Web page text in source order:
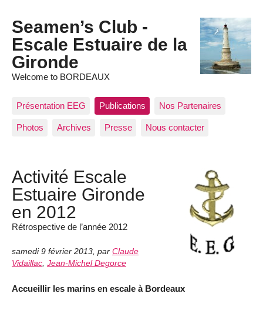
Seamen’s Club -
Escale Estuaire de la
Gironde
Welcome to BORDEAUX
Présentation EEG Publications Nos Partenaires
Photos Archives Presse Nous contacter
Activité Escale
Estuaire Gironde
en 2012
Rétrospective de l’année 2012
samedi 9 février 2013 par Claude
Vidaillac Jean-Michel Degorce
Accueillir les marins en escale à Bordeaux